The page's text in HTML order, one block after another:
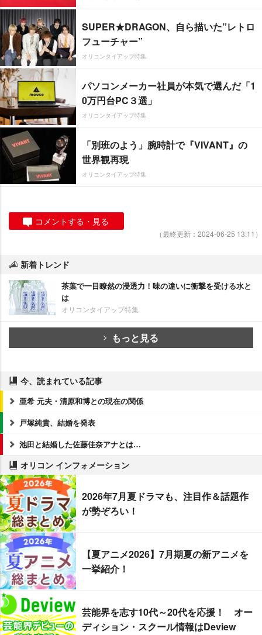
SUPER★DRAGON、自ら描いた”レトロ
フューチャー”
オリコンタイアップ特集
パソコンメーカー社員が本気で選んだ「1
0万円台PC３選」
オリコンタイアップ特集
「別班のよう」腕時計で『VIVANT』の
世界観再現
オリコンタイアップ特集
コメントする・見る
（最終更新：2024-06-25 13:11）
新着トレンド
茶葉で一目瞭然の浸透力！味の違いに衝撃を受ける水と
は
オリコンタイアップ特集
もっと見る
今、読まれている記事
亜希 元夫・清原和博との現在の関係
戸塚純貴、結婚を発表
池田と結婚した佐藤佳奈アナとは…
オリコン インフォメーション
2026年7月夏ドラマも、注目作＆話題作
が勢ぞろい！
【夏アニメ2026】7月期夏の新アニメを
一挙紹介！
芸能界を志す10代～20代を応援！ オー
ディション・スクール情報はDeview